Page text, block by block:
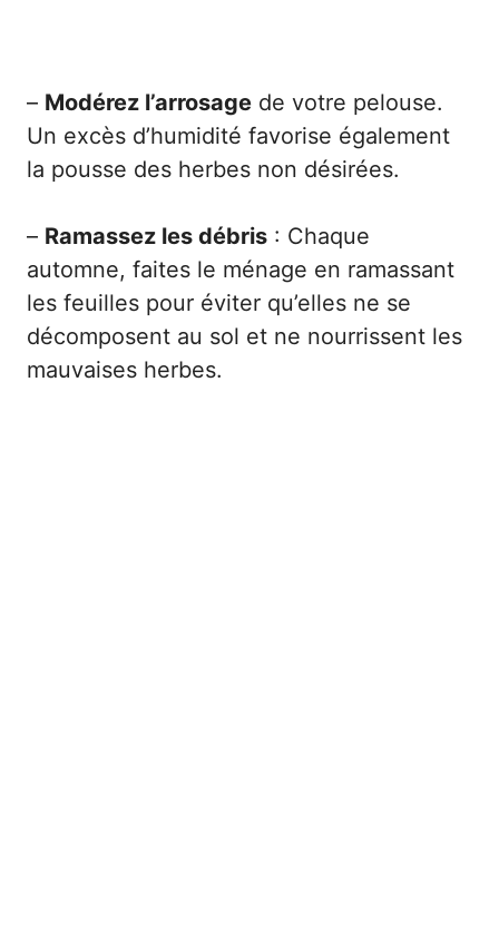
– Modérez l’arrosage de votre pelouse.
Un excès d’humidité favorise également
la pousse des herbes non désirées.
– Ramassez les débris : Chaque
automne, faites le ménage en ramassant
les feuilles pour éviter qu’elles ne se
décomposent au sol et ne nourrissent les
mauvaises herbes.